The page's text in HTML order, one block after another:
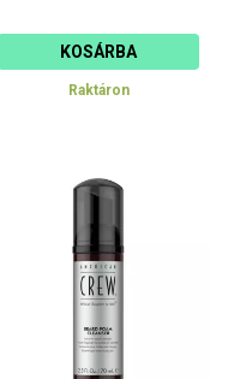
KOSÁRBA
Raktáron